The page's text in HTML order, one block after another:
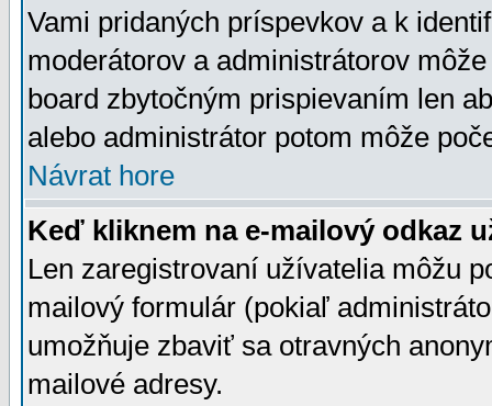
Vami pridaných príspevkov a k
moderátorov a administrátorov
board zbytočným prispievaním len
alebo administrátor potom môže
Návrat hore
Keď kliknem na e-mailový odkaz
Len zaregistrovaní užívatelia môžu
mailový formulár (pokiaľ
umožňuje zbaviť sa otravných
mailové adresy.